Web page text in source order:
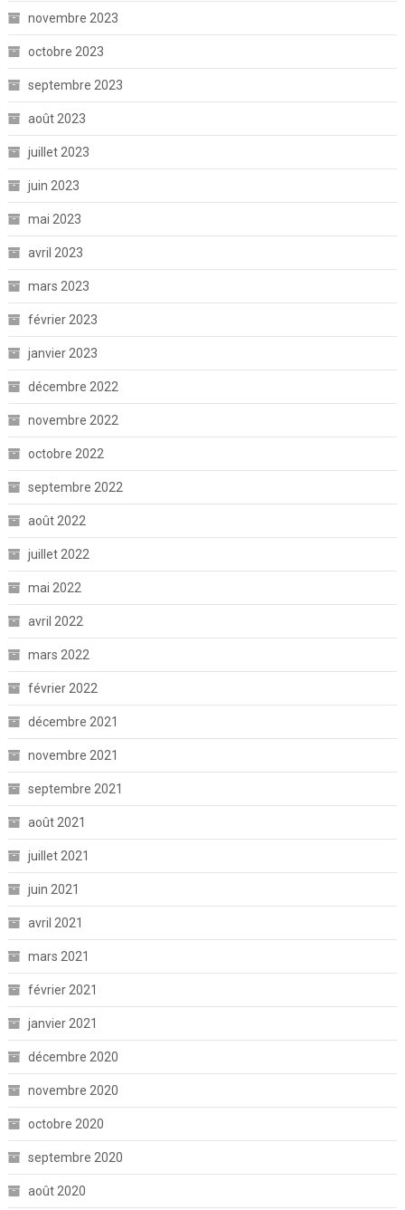
novembre 2023
octobre 2023
septembre 2023
août 2023
juillet 2023
juin 2023
mai 2023
avril 2023
mars 2023
février 2023
janvier 2023
décembre 2022
novembre 2022
octobre 2022
septembre 2022
août 2022
juillet 2022
mai 2022
avril 2022
mars 2022
février 2022
décembre 2021
novembre 2021
septembre 2021
août 2021
juillet 2021
juin 2021
avril 2021
mars 2021
février 2021
janvier 2021
décembre 2020
novembre 2020
octobre 2020
septembre 2020
août 2020